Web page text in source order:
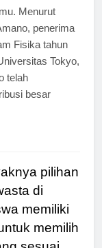
terbaik dari
Menurut
penerima
Fisika tahun
Tokyo,
telah
besar
pilihan
di
memiliki
memilih